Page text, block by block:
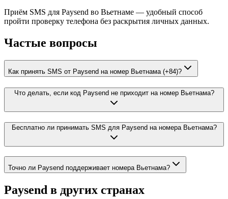
Приём SMS для Paysend во Вьетнаме — удобный способ
пройти проверку телефона без раскрытия личных данных.
Частые вопросы
Как принять SMS от Paysend на номер Вьетнама (+84)?
Что делать, если код Paysend не приходит на номер Вьетнама?
Бесплатно ли принимать SMS для Paysend на номера Вьетнама?
Точно ли Paysend поддерживает номера Вьетнама?
Paysend в других странах